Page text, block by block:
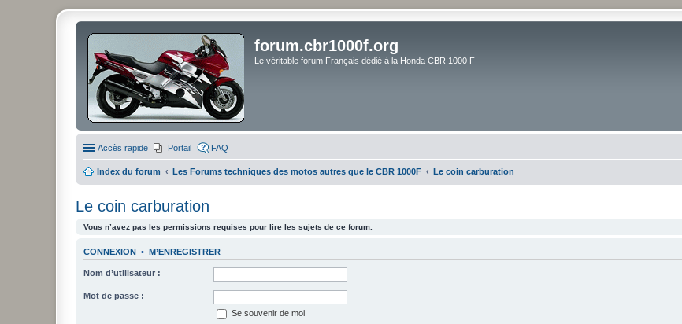
forum.cbr1000f.org
Le véritable forum Français dédié à la Honda CBR 1000 F
Accès rapide Portail FAQ
Index du forum Les Forums techniques des motos autres que le CBR 1000F Le coin carburation
Le coin carburation
Vous n’avez pas les permissions requises pour lire les sujets de ce forum.
CONNEXION • M’ENREGISTRER
Nom d’utilisateur :
Mot de passe :
Se souvenir de moi